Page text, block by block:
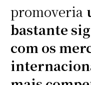
promoveria
bastante
com os